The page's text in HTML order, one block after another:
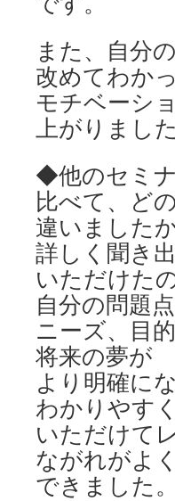
また、自分
改めてわか
モチベーシ
上がりました
◆他のセミ
比べて、ど
違いました
詳しく聞き
いただけた
自分の問題点
ニーズ、目的
将来の夢が
より明確に
わかりやす
いただけて
ながれがよ
できました。